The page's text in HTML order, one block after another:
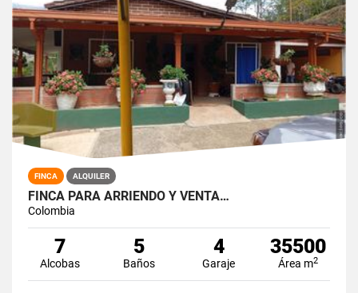
FINCA ALQUILER
FINCA PARA ARRIENDO Y VENTA…
Colombia
7
Alcobas
5
Baños
4
Garaje
35500
Área m2